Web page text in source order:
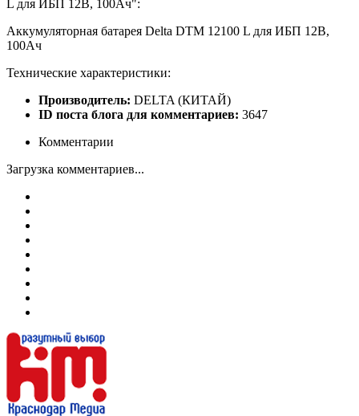
L для ИБП 12В, 100Ач":
Аккумуляторная батарея Delta DTM 12100 L для ИБП 12В,
100Ач
Технические характеристики:
Производитель: DELTA (КИТАЙ)
ID поста блога для комментариев: 3647
Комментарии
Загрузка комментариев...